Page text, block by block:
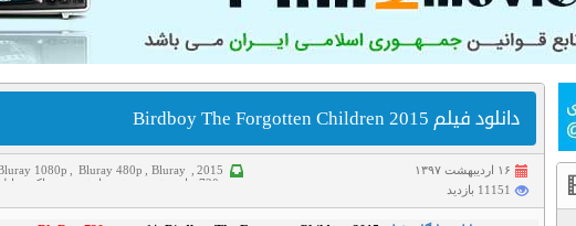
دانلود فیلم Birdboy The Forgotten Children 2015
۱۶ اردیبهشت ۱۳۹۷ 2015
1080p Bluray 480p
Bluray
720p
انیمیشن پیش نمایش ترسناک
هاردساب فارسی
11151 بازدید